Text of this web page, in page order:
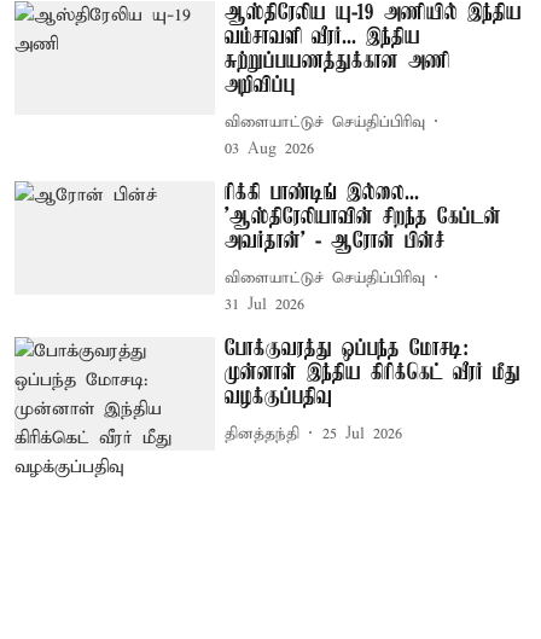
ஆஸ்திரேலிய யு-19 அணியில் இந்திய
வம்சாவளி வீரர்... இந்திய
சுற்றுப்பயணத்துக்கான அணி
அறிவிப்பு
விளையாட்டுச் செய்திப்பிரிவு
03 Aug 2026
ரிக்கி பாண்டிங் இல்லை...
’ஆஸ்திரேலியாவின் சிறந்த கேப்டன்
அவர்தான்’ - ஆரோன் பின்ச்
விளையாட்டுச் செய்திப்பிரிவு
31 Jul 2026
போக்குவரத்து ஒப்பந்த மோசடி:
முன்னாள் இந்திய கிரிக்கெட் வீரர் மீது
வழக்குப்பதிவு
தினத்தந்தி 25 Jul 2026